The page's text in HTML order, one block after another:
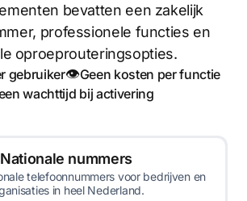
bevatten een zakelijk
professionele functies en
oproeprouteringsopties.
gebruiker👁Geen kosten per functie
wachttijd bij activering
Nationale nummers
telefoonnummers voor bedrijven en
in heel Nederland.